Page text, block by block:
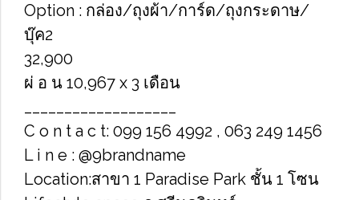
Option : กล่อง/ถุงผ้า/การ์ด/ถุงกระดาษ/
บุ๊ค2
32,900
ผ่ อ น 10,967 x 3 เดือน
C o n t a c t: 099 156 4992 , 063 249 1456
L i n e : @9brandname
Location:สาขา 1 Paradise Park ชั้น 1 โซน